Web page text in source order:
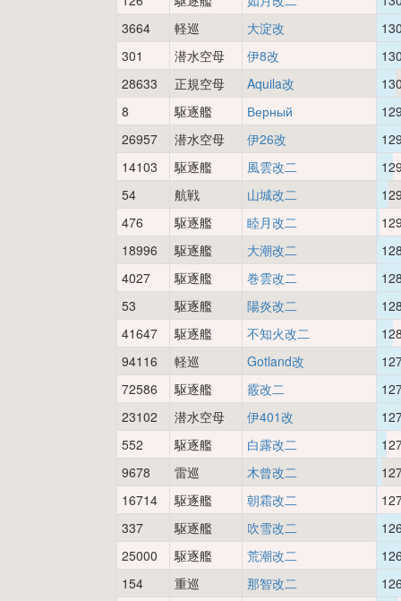
3664
軽巡 大淀改
301
潜水空母 伊8改
28633
正規空母 Aquila改
8
駆逐艦 Верный
26957
潜水空母 伊26改
14103
駆逐艦 風雲改二
54
航戦 山城改二
476
駆逐艦 睦月改二
18996
駆逐艦 大潮改二
4027
駆逐艦 巻雲改二
53
駆逐艦 陽炎改二
41647
駆逐艦 不知火改二
94116
軽巡 Gotland改
72586
駆逐艦 霰改二
23102
潜水空母 伊401改
552
駆逐艦 白露改二
9678
雷巡 木曾改二
16714
駆逐艦 朝霜改二
337
駆逐艦 吹雪改二
25000
駆逐艦 荒潮改二
154
重巡 那智改二